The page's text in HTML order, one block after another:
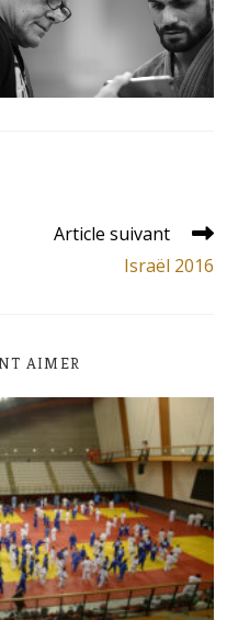
Article suivant
Israël 2016
AIMER